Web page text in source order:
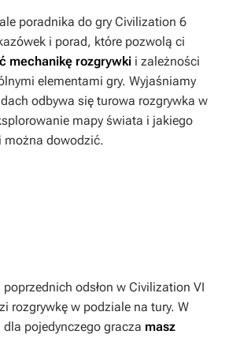
poradnika do gry Civilization 6
i porad, które pozwolą ci
mechanikę rozgrywki i zależności
elementami gry. Wyjaśniamy
odbywa się turowa rozgrywka w
mapy świata i jakiego
można dowodzić.
odsłon w Civilization VI
rozgrywkę w podziale na tury. W
pojedynczego gracza masz